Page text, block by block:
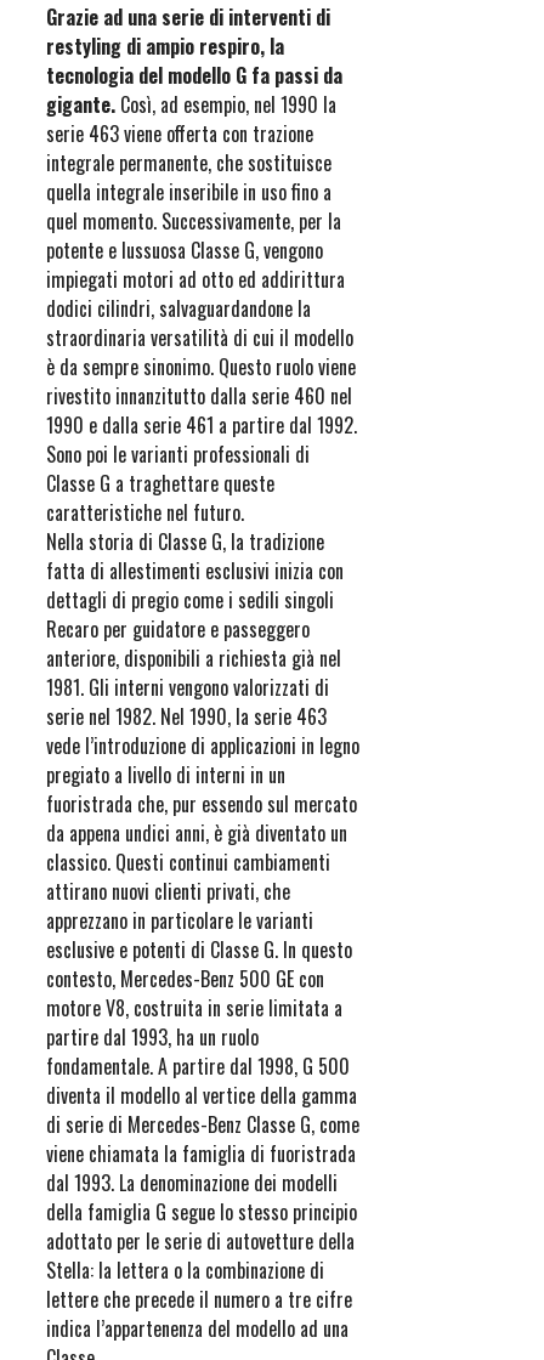
Grazie ad una serie di interventi di
restyling di ampio respiro, la
tecnologia del modello G fa passi da
gigante. Così, ad esempio, nel 1990 la
serie 463 viene offerta con trazione
integrale permanente, che sostituisce
quella integrale inseribile in uso fino a
quel momento. Successivamente, per la
potente e lussuosa Classe G, vengono
impiegati motori ad otto ed addirittura
dodici cilindri, salvaguardandone la
straordinaria versatilità di cui il modello
è da sempre sinonimo. Questo ruolo viene
rivestito innanzitutto dalla serie 460 nel
1990 e dalla serie 461 a partire dal 1992.
Sono poi le varianti professionali di
Classe G a traghettare queste
caratteristiche nel futuro.
Nella storia di Classe G, la tradizione
fatta di allestimenti esclusivi inizia con
dettagli di pregio come i sedili singoli
Recaro per guidatore e passeggero
anteriore, disponibili a richiesta già nel
1981. Gli interni vengono valorizzati di
serie nel 1982. Nel 1990, la serie 463
vede l’introduzione di applicazioni in legno
pregiato a livello di interni in un
fuoristrada che, pur essendo sul mercato
da appena undici anni, è già diventato un
classico. Questi continui cambiamenti
attirano nuovi clienti privati, che
apprezzano in particolare le varianti
esclusive e potenti di Classe G. In questo
contesto, Mercedes-Benz 500 GE con
motore V8, costruita in serie limitata a
partire dal 1993, ha un ruolo
fondamentale. A partire dal 1998, G 500
diventa il modello al vertice della gamma
di serie di Mercedes-Benz Classe G, come
viene chiamata la famiglia di fuoristrada
dal 1993. La denominazione dei modelli
della famiglia G segue lo stesso principio
adottato per le serie di autovetture della
Stella: la lettera o la combinazione di
lettere che precede il numero a tre cifre
indica l’appartenenza del modello ad una